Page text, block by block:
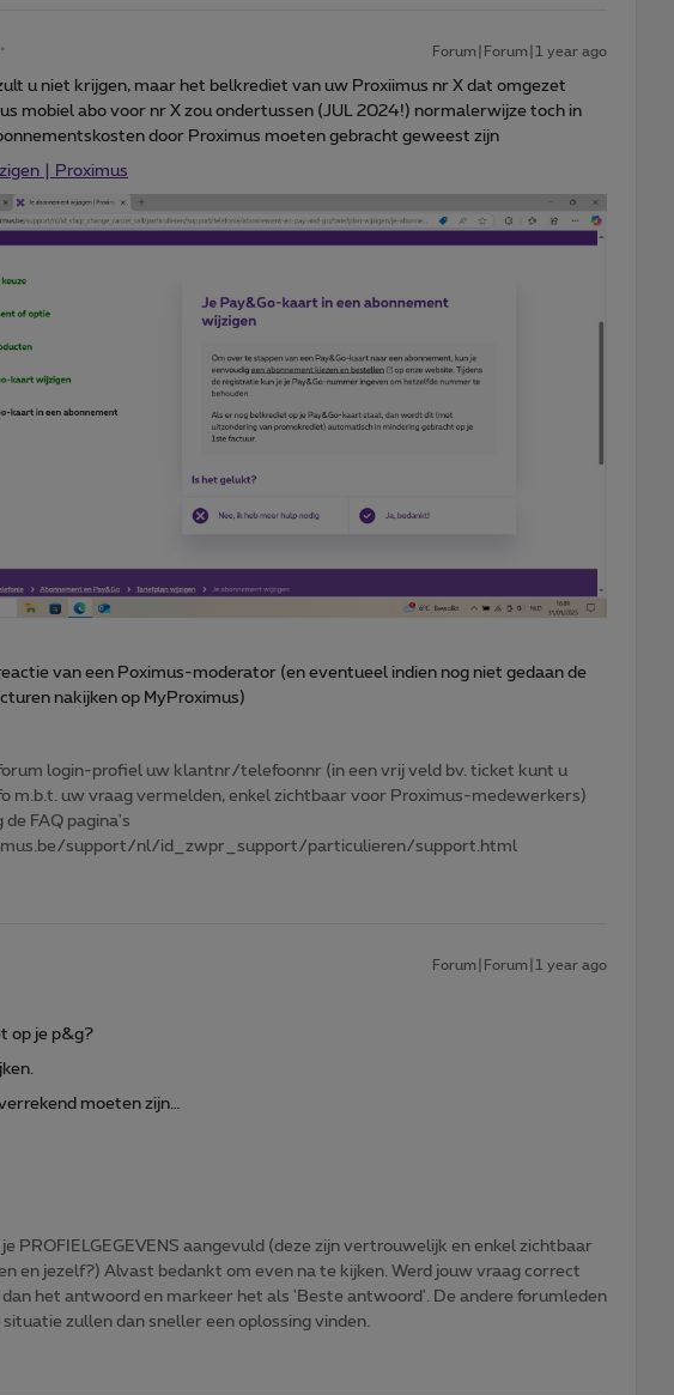
Forum|Forum|1 year ago
u niet krijgen, maar het belkrediet van uw Proxiimus nr X dat omgezet
mobiel abo voor nr X zou ondertussen (JUL 2024!) normalerwijze toch in
door Proximus moeten gebracht geweest zijn
| Proximus
van een Poximus-moderator (en eventueel indien nog niet gedaan de
nakijken op MyProximus)
login-profiel uw klantnr/telefoonnr (in een vrij veld bv. ticket kunt u
m.b.t. uw vraag vermelden, enkel zichtbaar voor Proximus-medewerkers)
FAQ pagina's
support/nl/id_zwpr_support/particulieren/support.html
Forum|Forum|1 year ago
op je p&g?
moeten zijn…
PROFIELGEGEVENS aangevuld (deze zijn vertrouwelijk en enkel zichtbaar
en jezelf?) Alvast bedankt om even na te kijken. Werd jouw vraag correct
dan het antwoord en markeer het als 'Beste antwoord'. De andere forumleden
situatie zullen dan sneller een oplossing vinden.